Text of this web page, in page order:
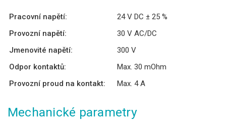
Pracovní napětí:
24 V DC ± 25 %
Provozní napětí:
30 V AC/DC
Jmenovité napětí:
300 V
Odpor kontaktů:
Max. 30 mOhm
Provozní proud na kontakt:
Max. 4 A
Mechanické parametry